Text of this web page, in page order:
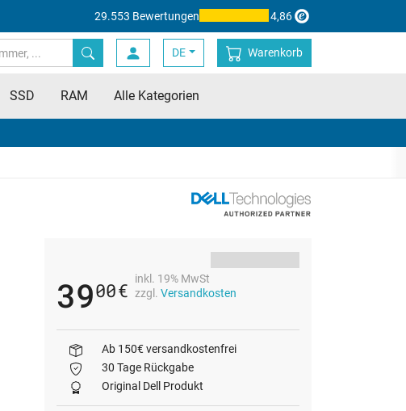
29.553 Bewertungen 4,86
DE Warenkorb
SSD RAM Alle Kategorien
3900€
inkl. 19% MwSt
zzgl. Versandkosten
Ab 150€ versandkostenfrei
30 Tage Rückgabe
Original Dell Produkt